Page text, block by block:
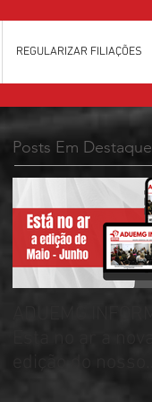
REGULARIZAR FILIAÇÕES
Posts Em Destaque